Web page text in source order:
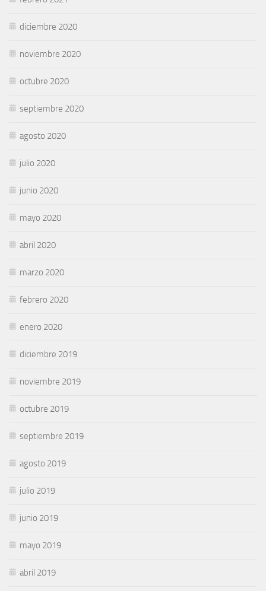
diciembre 2020
noviembre 2020
octubre 2020
septiembre 2020
agosto 2020
julio 2020
junio 2020
mayo 2020
abril 2020
marzo 2020
febrero 2020
enero 2020
diciembre 2019
noviembre 2019
octubre 2019
septiembre 2019
agosto 2019
julio 2019
junio 2019
mayo 2019
abril 2019